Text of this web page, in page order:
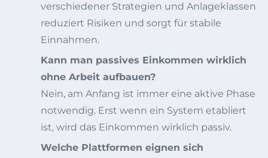
verschiedener Strategien und Anlageklassen
reduziert Risiken und sorgt für stabile
Einnahmen.
Kann man passives Einkommen wirklich
ohne Arbeit aufbauen?
Nein, am Anfang ist immer eine aktive Phase
notwendig. Erst wenn ein System etabliert
ist, wird das Einkommen wirklich passiv.
Welche Plattformen eignen sich